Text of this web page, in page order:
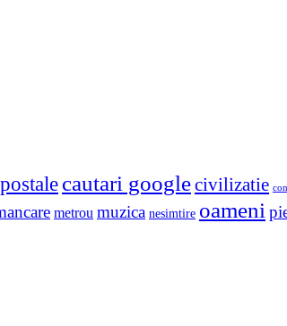
cautari googlecivilizatie
metrou muzica nesimtire oameni